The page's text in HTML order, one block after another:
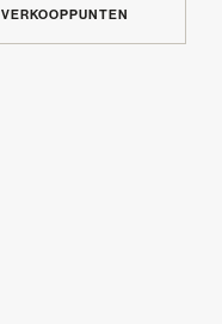
VERKOOPPUNTEN